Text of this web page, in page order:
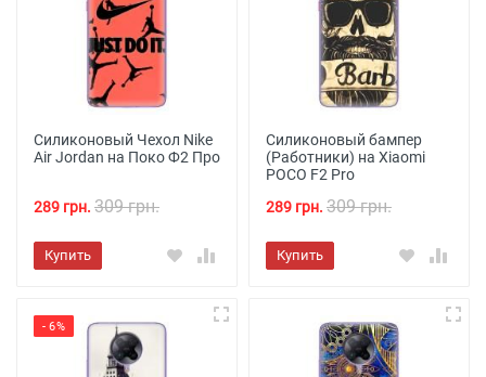
Силиконовый Чехол Nike
Air Jordan на Поко Ф2 Про
289 грн. 309 грн.
Купить
Силиконовый бампер
(Работники) на Xiaomi
POCO F2 Pro
289 грн. 309 грн.
Купить
- 6%